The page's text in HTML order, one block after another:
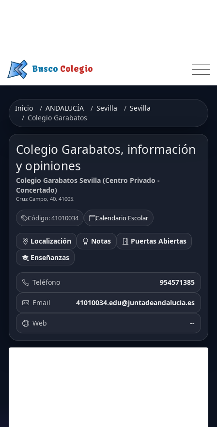
Busco Colegio
Inicio ANDALUCÍA Sevilla
Sevilla
Colegio Garabatos
Colegio Garabatos, información
y opiniones
Colegio Garabatos Sevilla (Centro Privado -
Concertado)
Cruz Campo, 40. 41005.
Código: 41010034 Calendario Escolar
Localización Notas
Puertas Abiertas
Enseñanzas
Teléfono 954571385
Email 41010034.edu@juntadeandalucia.es
Web --